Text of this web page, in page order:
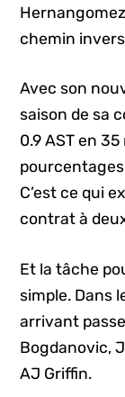
chemin
Avec son
saison de sa
0.9 AST en
pourcentages
C’est ce qui
contrat à
Et la tâche
simple. Dans
arrivant
Bogdanovic,
AJ Griffin.